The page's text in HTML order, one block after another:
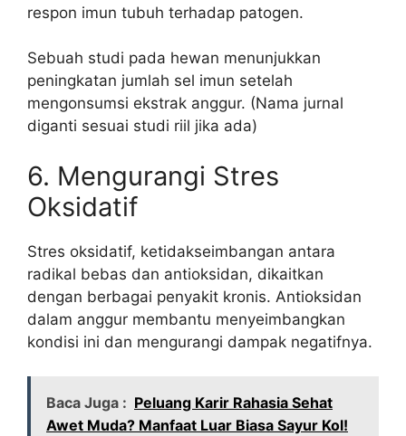
respon imun tubuh terhadap patogen.
Sebuah studi pada hewan menunjukkan
peningkatan jumlah sel imun setelah
mengonsumsi ekstrak anggur. (Nama jurnal
diganti sesuai studi riil jika ada)
6. Mengurangi Stres
Oksidatif
Stres oksidatif, ketidakseimbangan antara
radikal bebas dan antioksidan, dikaitkan
dengan berbagai penyakit kronis. Antioksidan
dalam anggur membantu menyeimbangkan
kondisi ini dan mengurangi dampak negatifnya.
Baca Juga : Peluang Karir Rahasia Sehat
Awet Muda? Manfaat Luar Biasa Sayur Kol!